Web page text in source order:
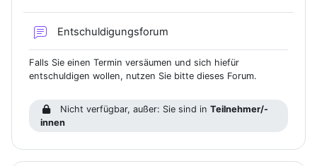
Entschuldigungsforum
Falls Sie einen Termin versäumen und sich hiefür
entschuldigen wollen, nutzen Sie bitte dieses Forum.
Nicht verfügbar, außer: Sie sind inTeilnehmer/-
innen